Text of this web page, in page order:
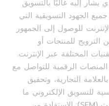
يشار إليه غالبًا بالتسويق
الجهود التسويقية التي
للوصول إلى الجمهور
للمنتجات أو
المختلفة عبر الإنترنت.
الرقمية للتواصل مع
التجارية، وتحقيق
للتسويق الإلكتروني ما